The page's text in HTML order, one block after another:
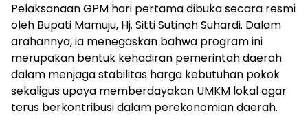
Pelaksanaan GPM hari pertama dibuka secara resmi
oleh Bupati Mamuju, Hj. Sitti Sutinah Suhardi. Dalam
arahannya, ia menegaskan bahwa program ini
merupakan bentuk kehadiran pemerintah daerah
dalam menjaga stabilitas harga kebutuhan pokok
sekaligus upaya memberdayakan UMKM lokal agar
terus berkontribusi dalam perekonomian daerah.